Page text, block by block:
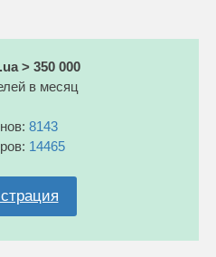
> 350 000
в месяц
8143
14465